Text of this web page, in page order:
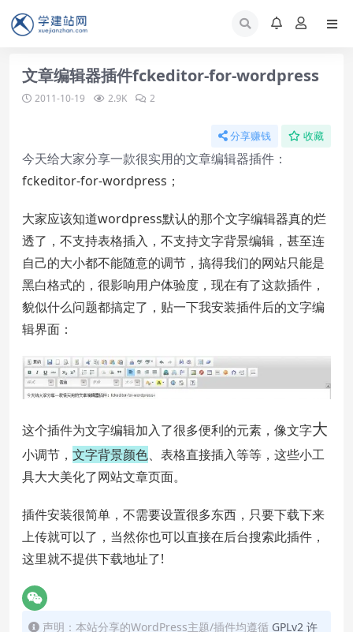
文章编辑器插件fckeditor-for-wordpress
2011-10-19 2.9K 2
分享赚钱 收藏
今天给大家分享一款很实用的文章编辑器插件：
fckeditor-for-wordpress；
大家应该知道wordpress默认的那个文字编辑器真的烂
透了，不支持表格插入，不支持文字背景编辑，甚至连
自己的大小都不能随意的调节，搞得我们的网站只能是
黑白格式的，很影响用户体验度，现在有了这款插件，
貌似什么问题都搞定了，贴一下我安装插件后的文字编
辑界面：
这个插件为文字编辑加入了很多便利的元素，像文字大
小调节， 文字背景颜色、表格直接插入等等，这些小工
具大大美化了网站文章页面。
插件安装很简单，不需要设置很多东西，只要下载下来
上传就可以了，当然你也可以直接在后台搜索此插件，
这里就不提供下载地址了!
声明：本站分享的WordPress主题/插件均遵循 GPLv2 许